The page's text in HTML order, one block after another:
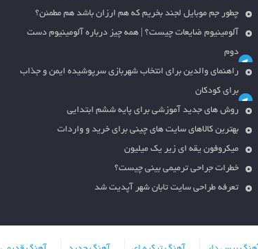
چطور جم موبایل لجند بخریم که هم ارزان باشد هم مطمئن؟
آلومینیوم ضایعات چیست؟ | همه چیز درباره آلومینیوم دست
دوم
راهنمای والدین برای انتخاب شهربازی سرپوشیده ایمن و جذاب
برای کودکان
روش های جدید آموزشی برای پایه ششم ابتدایی
بهترین کالاهای سایت های چینی برای خرید و واردات
میکروفون یقه ای زیر یک میلیون
خطرات جراحی ترمیمی بینی چیست؟
تعرفه طراحی سایت تابان شهر آپدیت شد